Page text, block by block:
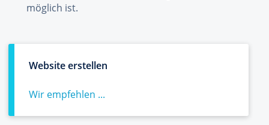
möglich ist.
Website erstellen
Wir empfehlen ...